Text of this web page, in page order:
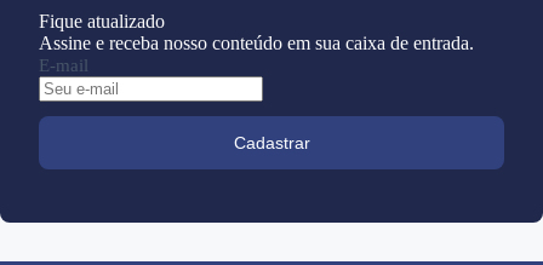
Fique atualizado
Assine e receba nosso conteúdo em sua caixa de entrada.
E-mail
Cadastrar